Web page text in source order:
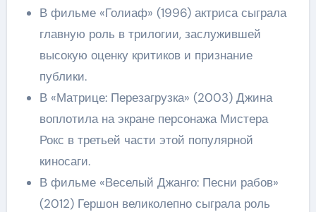
В фильме «Голиаф» (1996) актриса сыграла
главную роль в трилогии, заслужившей
высокую оценку критиков и признание
публики.
В «Матрице: Перезагрузка» (2003) Джина
воплотила на экране персонажа Мистера
Рокс в третьей части этой популярной
киносаги.
В фильме «Веселый Джанго: Песни рабов»
(2012) Гершон великолепно сыграла роль